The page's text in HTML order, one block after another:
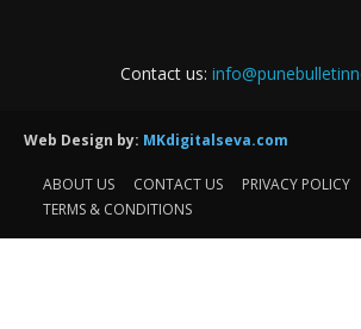
Contact us:
Web Design by: MKdigitalseva.com
ABOUT US CONTACT US
PRIVACY POLICY
TERMS & CONDITIONS